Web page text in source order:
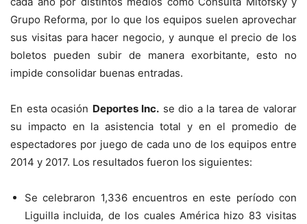
Grupo Reforma, por lo que los equipos suelen aprovechar
sus visitas para hacer negocio, y aunque el precio de los
boletos pueden subir de manera exorbitante, esto no
impide consolidar buenas entradas.
En esta ocasión Deportes Inc. se dio a la tarea de valorar
su impacto en la asistencia total y en el promedio de
espectadores por juego de cada uno de los equipos entre
2014 y 2017. Los resultados fueron los siguientes:
Se celebraron 1,336 encuentros en este período con
Liguilla incluida, de los cuales América hizo 83 visitas